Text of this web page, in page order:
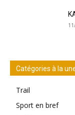
Catégories à la
Trail
Sport en bref